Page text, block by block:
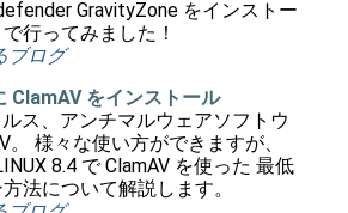
GravityZone をインストー
行ってみました！
ブログ
ClamAV をインストール
ス、アンチマルウェアソフトウ
。 様々な使い方ができますが、
8.4 で ClamAV を使った 最低
法について解説します。